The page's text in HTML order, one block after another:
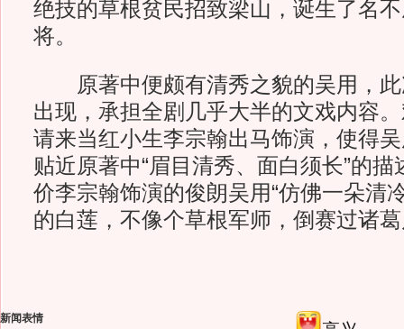
绝技的草根贫民招致梁山，诞生了名
将。
原著中便颇有清秀之貌的吴用，此
出现，承担全剧几乎大半的文戏内容
请来当红小生李宗翰出马饰演，使得
贴近原著中“眉目清秀、面白须长”的
价李宗翰饰演的俊朗吴用“仿佛一朵清
的白莲，不像个草根军师，倒赛过诸
新闻表情